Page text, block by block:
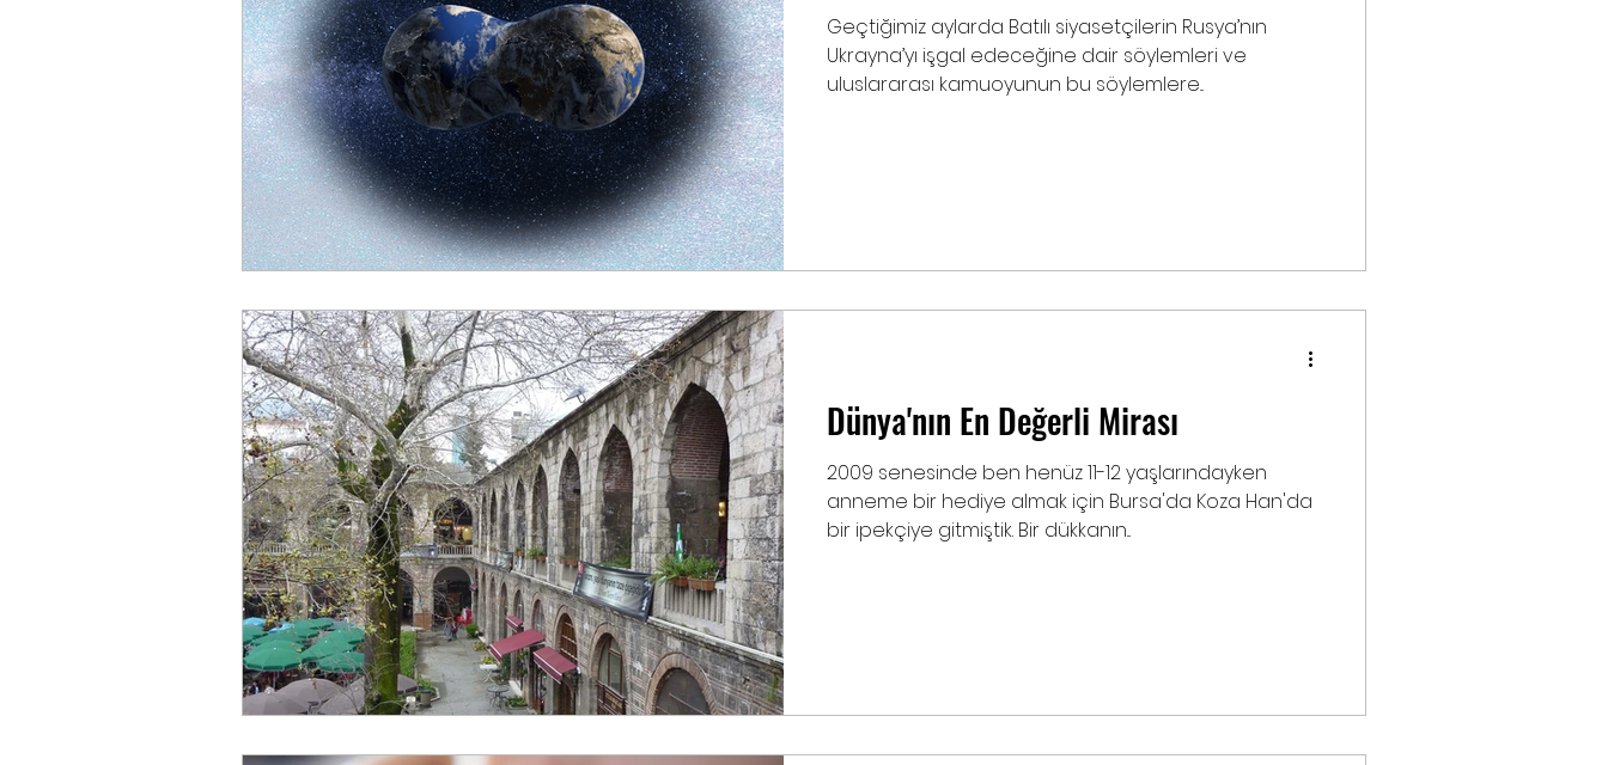
Geçtiğimiz aylarda Batılı siyasetçilerin Rusya’nın
Ukrayna’yı işgal edeceğine dair söylemleri ve
uluslararası kamuoyunun bu söylemlere...
Dünya'nın En Değerli Mirası
2009 senesinde ben henüz 11-12 yaşlarındayken
anneme bir hediye almak için Bursa'da Koza Han'da
bir ipekçiye gitmiştik. Bir dükkanın...